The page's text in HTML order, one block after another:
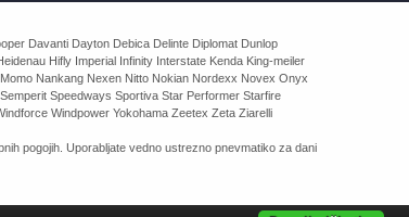
Davanti Dayton Debica Delinte Diplomat Dunlop
Hifly Imperial Infinity Interstate Kenda King-meiler
Nankang Nexen Nitto Nokian Nordexx Novex Onyx
Speedways Sportiva Star Performer Starfire
Windpower Yokohama Zeetex Zeta Ziarelli
pogojih. Uporabljate vedno ustrezno pnevmatiko za dani